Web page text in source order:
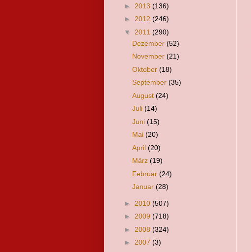
► 2013 (136)
► 2012 (246)
▼ 2011 (290)
Dezember (52)
November (21)
Oktober (18)
September (35)
August (24)
Juli (14)
Juni (15)
Mai (20)
April (20)
März (19)
Februar (24)
Januar (28)
► 2010 (507)
► 2009 (718)
► 2008 (324)
► 2007 (3)